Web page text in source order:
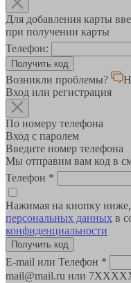
Для добавления карты
при получении карты
Телефон:
Возникли проблемы?
Вход или регистрация
По номеру телефона
Вход с паролем
Введите номер телефона
Мы отправим вам код в
Телефон *
Нажимая на кнопку
персональных данных в
конфиденциальности
E-mail или Телефон *
mail@mail.ru или